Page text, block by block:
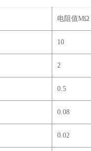
电阻值MΩ
10
2
0.5
0.08
0.02